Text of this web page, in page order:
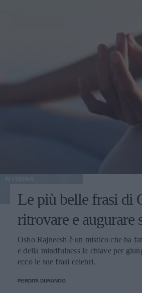
Le più belle frasi di
ritrovare e augurare
Osho Rajneesh è un mistico che ha
e della mindfulness la chiave per
ecco le sue frasi celebri.
PERDITA DURANGO